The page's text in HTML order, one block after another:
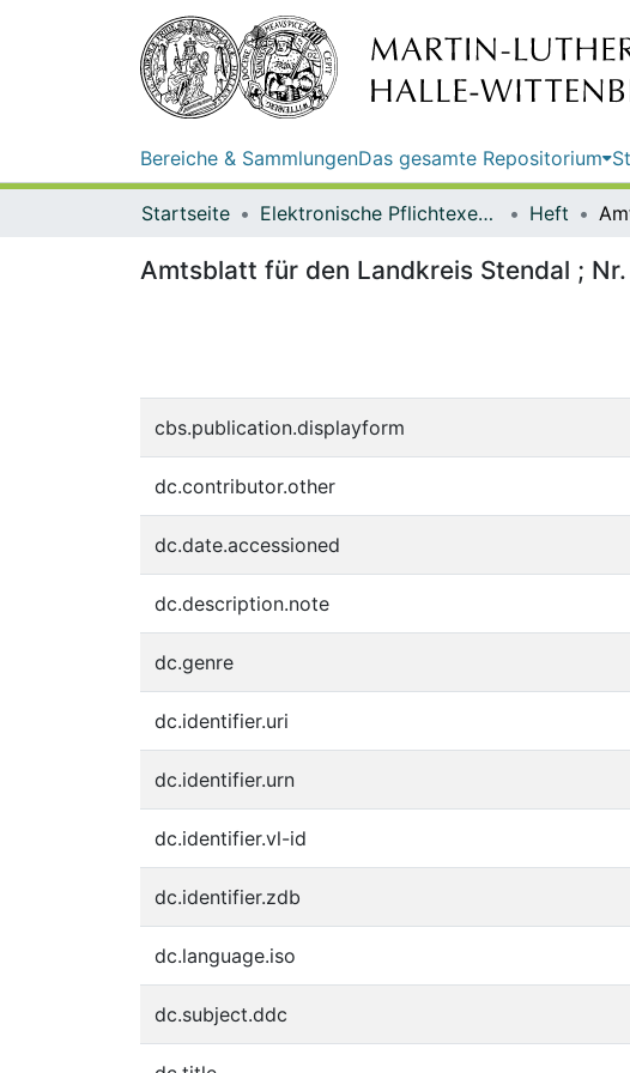
Bereiche & SammlungenDas gesamte Repositorium
Startseite Elektronische Pflichtexemplare Heft
Amtsblatt für den Landkreis Stendal ; Nr.
cbs.publication.displayform
dc.contributor.other
dc.date.accessioned
dc.description.note
dc.genre
dc.identifier.uri
dc.identifier.urn
dc.identifier.vl-id
dc.identifier.zdb
dc.language.iso
dc.subject.ddc